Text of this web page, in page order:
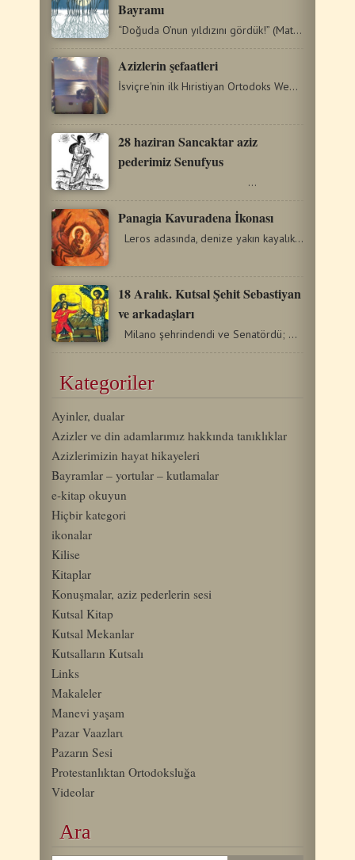
Bayramı
“Doğuda O’nun yıldızını gördük!” (Matta 2:2). “Mesih’in…
Azizlerin şefaatleri
İsviçre'nin ilk Hıristiyan Ortodoks Web Sitesi tarafından…
28 haziran Sancaktar aziz
pederimiz Senufyus
…
Panagia Kavuradena İkonası
Leros adasında, denize yakın kayalıkların arasında Meryem…
18 Aralık. Kutsal Şehit Sebastiyan
ve arkadaşları
Milano şehrindendi ve Senatördü; Mesih inancı için…
Kategoriler
Ayinler, dualar
Azizler ve din adamlarımız hakkında tanıklıklar
Azizlerimizin hayat hikayeleri
Bayramlar – yortular – kutlamalar
e-kitap okuyun
Hiçbir kategori
ikonalar
Kilise
Kitaplar
Konuşmalar, aziz pederlerin sesi
Kutsal Kitap
Kutsal Mekanlar
Kutsalların Kutsalı
Links
Makaleler
Manevi yaşam
Pazar Vaazlarι
Pazarın Sesi
Protestanlıktan Ortodoksluğa
Videolar
Ara